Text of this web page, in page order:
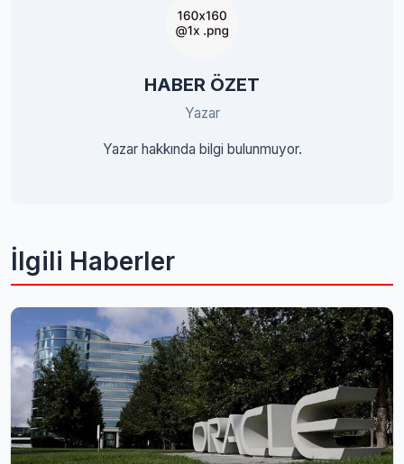
HABER ÖZET
Yazar
Yazar hakkında bilgi bulunmuyor.
İlgili Haberler